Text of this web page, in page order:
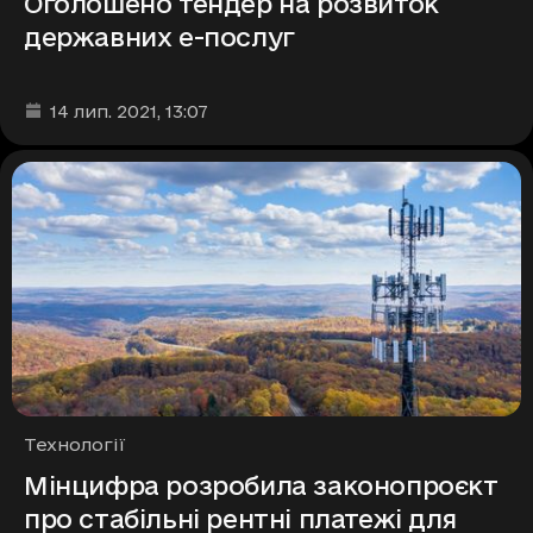
державних е-послуг
Дата та час публікації
14 лип. 2021, 13:07
Рубрики
Технології
Мінцифра розробила законопроєкт
про стабільні рентні платежі для